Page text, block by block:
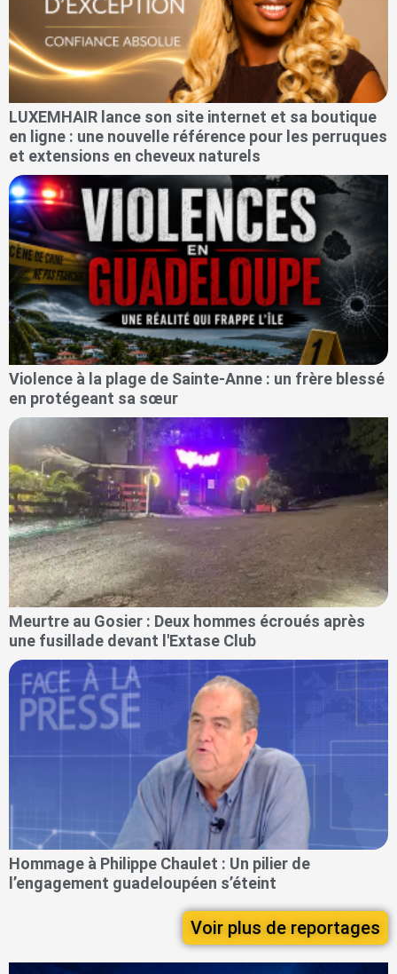
LUXEMHAIR lance son site internet et sa boutique
en ligne : une nouvelle référence pour les perruques
et extensions en cheveux naturels
Violence à la plage de Sainte-Anne : un frère blessé
en protégeant sa sœur
Meurtre au Gosier : Deux hommes écroués après
une fusillade devant l'Extase Club
Hommage à Philippe Chaulet : Un pilier de
l’engagement guadeloupéen s’éteint
Voir plus de reportages